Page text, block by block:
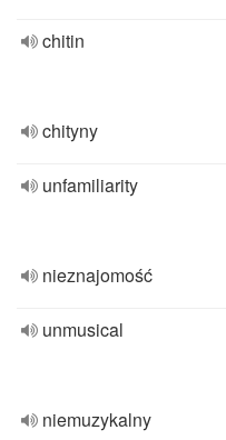
chitin
chityny
unfamiliarity
nieznajomość
unmusical
niemuzykalny